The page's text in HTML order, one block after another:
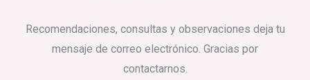
Recomendaciones, consultas y observaciones deja tu
mensaje de correo electrónico. Gracias por
contactarnos.